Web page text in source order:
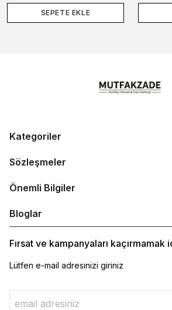
SEPETE EKLE
Kategoriler
Sözleşmeler
Önemli Bilgiler
Bloglar
Fırsat ve kampanyaları kaçırmamak
Lütfen e-mail adresinizi giriniz